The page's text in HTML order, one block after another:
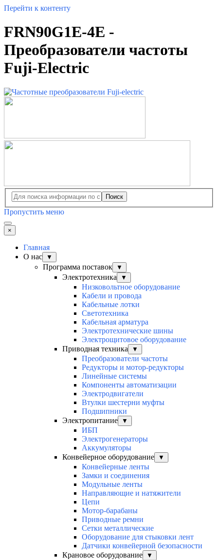
Перейти к контенту
FRN90G1E-4E -
Преобразователи частоты
Fuji-Electric
Поиск
Пропустить меню
×
Главная
О нас
▼
Программа поставок ▼
Электротехника ▼
Низковольтное оборудование
Кабели и провода
Кабельные лотки
Светотехника
Кабельная арматура
Электротехнические шины
Электрощитовое оборудование
Приводная техника
▼
Преобразователи частоты
Редукторы и мотор-редукторы
Линейные системы
Компоненты автоматизации
Электродвигатели
Втулки шестерни муфты
Подшипники
Электропитание
▼
ИБП
Электрогенераторы
Аккумуляторы
Конвейерное оборудование
▼
Конвейерные ленты
Замки и соединения
Модульные ленты
Направляющие и натяжители
Цепи
Мотор-барабаны
Приводные ремни
Сетки металлические
Оборудование для стыковки лент
Датчики конвейерной безопасности
Крановое оборудование
▼